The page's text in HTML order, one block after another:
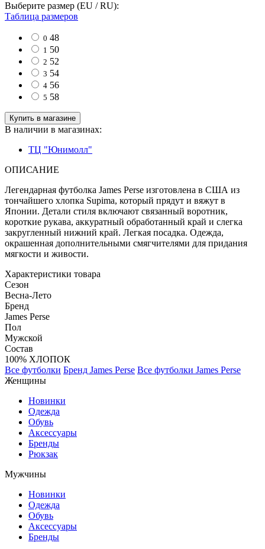
Выберите размер (EU / RU):
Таблица размеров
0 48
1 50
2 52
3 54
4 56
5 58
Купить в магазине
В наличии в магазинах:
ТЦ "Юнимолл"
ОПИСАНИЕ
Легендарная футболка James Perse изготовлена в США из
тончайшего хлопка Supima, который прядут и вяжут в
Японии. Детали стиля включают связанный воротник,
короткие рукава, аккуратный обработанный край и слегка
закругленный нижний край. Легкая посадка. Одежда,
окрашенная дополнительными смягчителями для придания
мягкости и живости.
Характеристики товара
Сезон
Весна-Лето
Бренд
James Perse
Пол
Мужской
Состав
100% ХЛОПОК
Все футболки Бренд James Perse Все футболки James Perse
Женщины
Новинки
Одежда
Обувь
Аксессуары
Бренды
Рюкзак
Мужчины
Новинки
Одежда
Обувь
Аксессуары
Бренды